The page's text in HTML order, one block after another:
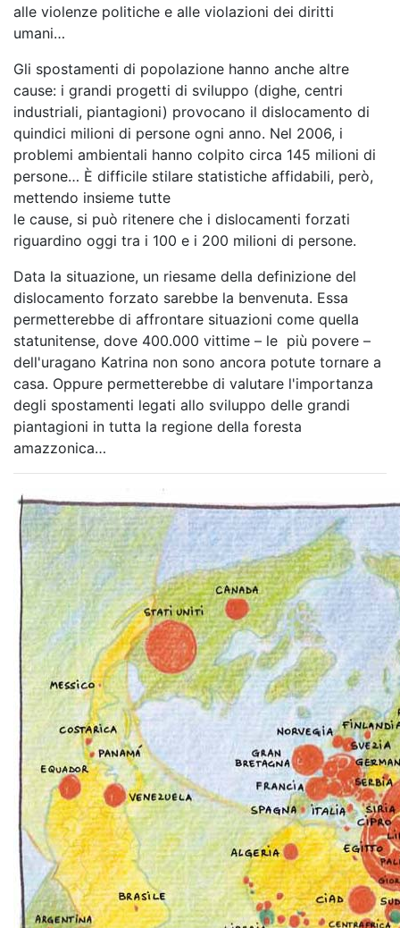
alle violenze politiche e alle violazioni dei diritti
umani…
Gli spostamenti di popolazione hanno anche altre
cause: i grandi progetti di sviluppo (dighe, centri
industriali, piantagioni) provocano il dislocamento di
quindici milioni di persone ogni anno. Nel 2006, i
problemi ambientali hanno colpito circa 145 milioni di
persone… È difficile stilare statistiche affidabili, però,
mettendo insieme tutte
le cause, si può ritenere che i dislocamenti forzati
riguardino oggi tra i 100 e i 200 milioni di persone.
Data la situazione, un riesame della definizione del
dislocamento forzato sarebbe la benvenuta. Essa
permetterebbe di affrontare situazioni come quella
statunitense, dove 400.000 vittime – le più povere –
dell'uragano Katrina non sono ancora potute tornare a
casa. Oppure permetterebbe di valutare l'importanza
degli spostamenti legati allo sviluppo delle grandi
piantagioni in tutta la regione della foresta
amazzonica…